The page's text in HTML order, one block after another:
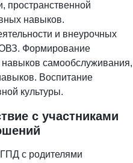
пространственной
навыков.
и внеурочных
Формирование
самообслуживания,
Воспитание
культуры.
с участниками
с родителями